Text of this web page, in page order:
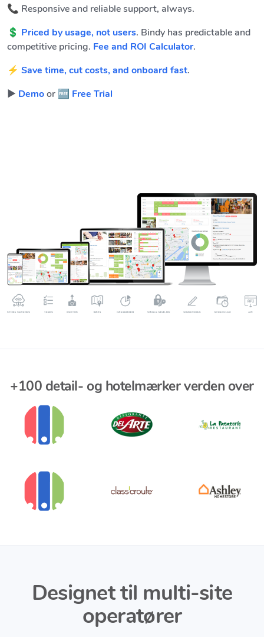
📞 Responsive and reliable support, always.
💲 Priced by usage, not users. Bindy has predictable and
competitive pricing. Fee and ROI Calculator.
⚡ Save time, cut costs, and onboard fast.
▶️ Demoor 🆓 Free Trial
+100 detail- og hotelmærker verden over
Designet til multi-site
operatører